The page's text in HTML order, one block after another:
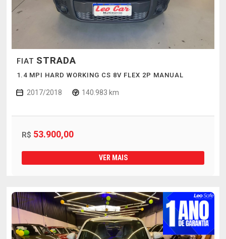
FIAT STRADA
1.4 MPI HARD WORKING CS 8V FLEX 2P MANUAL
2017/2018 140.983 km
R$ 53.900,00
VER MAIS